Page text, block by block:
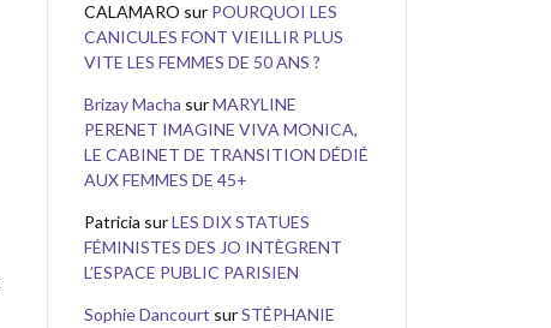
CALAMARO sur POURQUOI LES
CANICULES FONT VIEILLIR PLUS
VITE LES FEMMES DE 50 ANS ?
Brizay Macha surMARYLINE
PERENET IMAGINE VIVA MONICA,
LE CABINET DE TRANSITION DÉDIÉ
AUX FEMMES DE 45+
Patricia surLES DIX STATUES
FÉMINISTES DES JO INTÈGRENT
L’ESPACE PUBLIC PARISIEN
Sophie Dancourt surSTÉPHANIE